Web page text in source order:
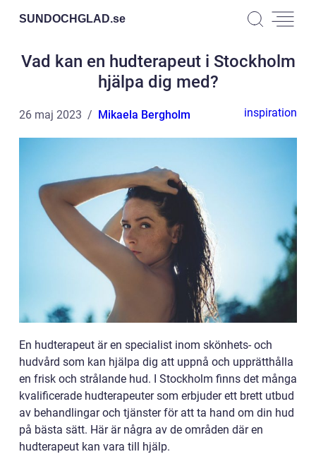
SUNDOCHGLAD.se
Vad kan en hudterapeut i Stockholm
hjälpa dig med?
26 maj 2023 Mikaela Bergholm inspiration
En hudterapeut är en specialist inom skönhets- och
hudvård som kan hjälpa dig att uppnå och upprätthålla
en frisk och strålande hud. I Stockholm finns det många
kvalificerade hudterapeuter som erbjuder ett brett utbud
av behandlingar och tjänster för att ta hand om din hud
på bästa sätt. Här är några av de områden där en
hudterapeut kan vara till hjälp.